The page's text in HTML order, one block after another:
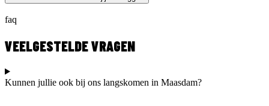
faq
VEELGESTELDE VRAGEN
Kunnen jullie ook bij ons langskomen in Maasdam?